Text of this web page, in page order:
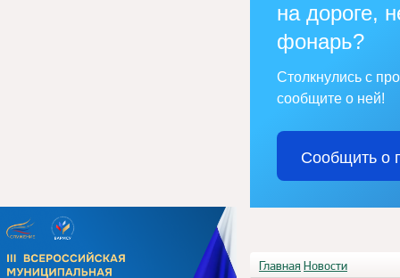
на дороге,
фонарь?
Столкнулись с
сообщите о ней!
Сообщить о
Главная Новости